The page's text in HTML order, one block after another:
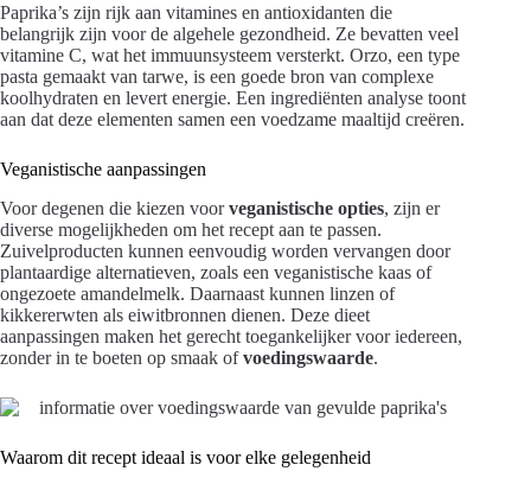
Paprika’s zijn rijk aan vitamines en antioxidanten die
belangrijk zijn voor de algehele gezondheid. Ze bevatten veel
vitamine C, wat het immuunsysteem versterkt. Orzo, een type
pasta gemaakt van tarwe, is een goede bron van complexe
koolhydraten en levert energie. Een ingrediënten analyse toont
aan dat deze elementen samen een voedzame maaltijd creëren.
Veganistische aanpassingen
Voor degenen die kiezen voorveganistische opties, zijn er
diverse mogelijkheden om het recept aan te passen.
Zuivelproducten kunnen eenvoudig worden vervangen door
plantaardige alternatieven, zoals een veganistische kaas of
ongezoete amandelmelk. Daarnaast kunnen linzen of
kikkererwten als eiwitbronnen dienen. Deze dieet
aanpassingen maken het gerecht toegankelijker voor iedereen,
zonder in te boeten op smaak ofvoedingswaarde.
Waarom dit recept ideaal is voor elke gelegenheid